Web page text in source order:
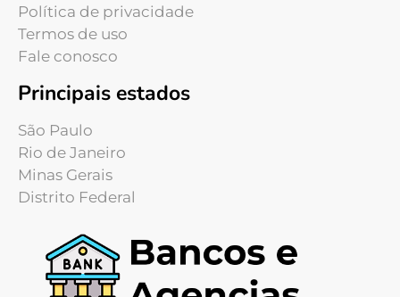
Política de privacidade
Termos de uso
Fale conosco
Principais estados
São Paulo
Rio de Janeiro
Minas Gerais
Distrito Federal